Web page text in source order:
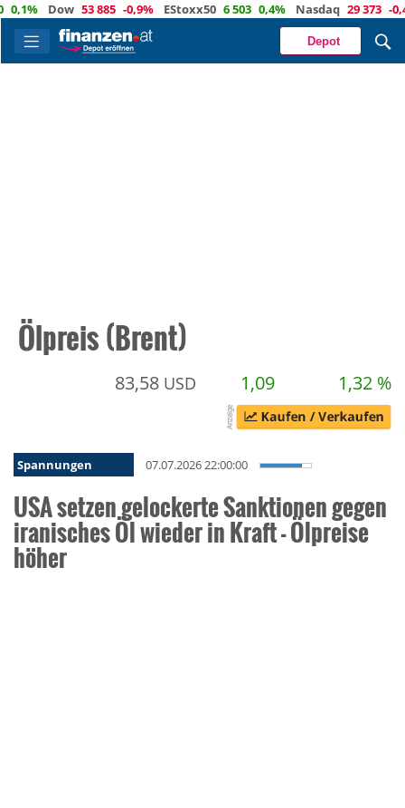
Dow 53 885 -0,9% EStoxx50 6 503 0,4% Nasdaq 29 373 -0,4%
Depot
Ölpreis (Brent)
83,58 USD 1,09 1,32 %
Spannungen 07.07.2026 22:00:00
USA setzen gelockerte Sanktionen gegen
iranisches Öl wieder in Kraft - Ölpreise
höher